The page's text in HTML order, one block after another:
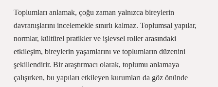
Toplumları anlamak, çoğu zaman yalnızca bireylerin
davranışlarını incelemekle sınırlı kalmaz. Toplumsal yapılar,
normlar, kültürel pratikler ve işlevsel roller arasındaki
etkileşim, bireylerin yaşamlarını ve toplumların düzenini
şekillendirir. Bir araştırmacı olarak, toplumu anlamaya
çalışırken, bu yapıları etkileyen kurumları da göz önünde